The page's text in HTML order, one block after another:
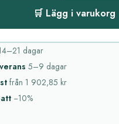
🛒 Lägg i varukorg
dagar
5–9 dagar
från 1 902,85 kr
−10%